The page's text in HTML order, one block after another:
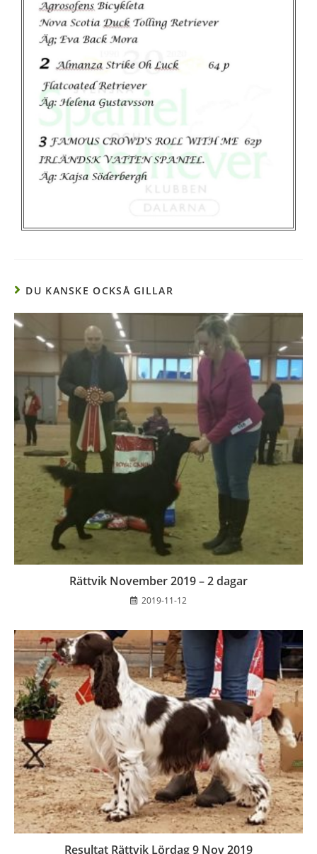
DU KANSKE OCKSÅ GILLAR
Rättvik November 2019 – 2 dagar
2019-11-12
Resultat Rättvik Lördag 9 Nov 2019